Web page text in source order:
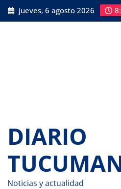
Saltar
al
jueves, 6 agosto 2026
DIARIO
Noticias y actualidad